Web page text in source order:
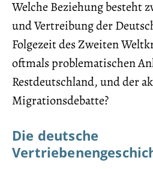
Welche Beziehung besteht
und Vertreibung der
Folgezeit des Zweiten
oftmals problematischen
Restdeutschland, und der
Migrationsdebatte?
Die deutsche